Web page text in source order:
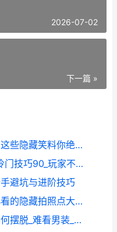
2026-07-02
下一篇 »
逆水寒搞笑标签全收集指南：这些隐藏笑料你绝对不能错过_
逆水寒王妃跳水怎么玩_这些冷门技巧90_玩家不知道
避坑与进阶技巧
逆水寒水珠拍照技巧：新手必看的隐藏拍照点大揭秘
逆水寒男装穿搭避坑指南：如何摆脱_难看男装_尴尬